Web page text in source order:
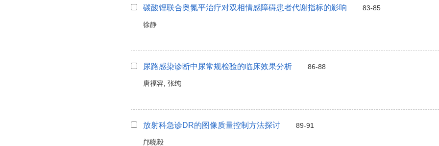
碳酸锂联合奥氮平治疗对双相情感障碍患者代谢指标的影响 83-85
徐静
尿路感染诊断中尿常规检验的临床效果分析 86-88
唐福容, 张纯
放射科急诊DR的图像质量控制方法探讨 89-91
邝晓毅